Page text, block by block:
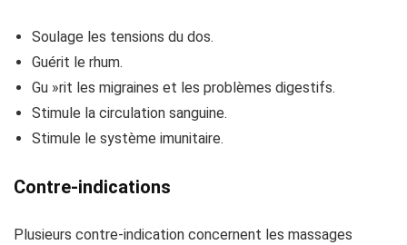
Soulage les tensions du dos.
Guérit le rhum.
Gu »rit les migraines et les problèmes digestifs.
Stimule la circulation sanguine.
Stimule le système imunitaire.
Contre-indications
Plusieurs contre-indication concernent les massages